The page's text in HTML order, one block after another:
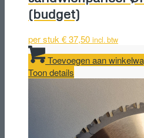
(budget)
per stuk €37,50 incl. btw
Toevoegen aan
Toon details